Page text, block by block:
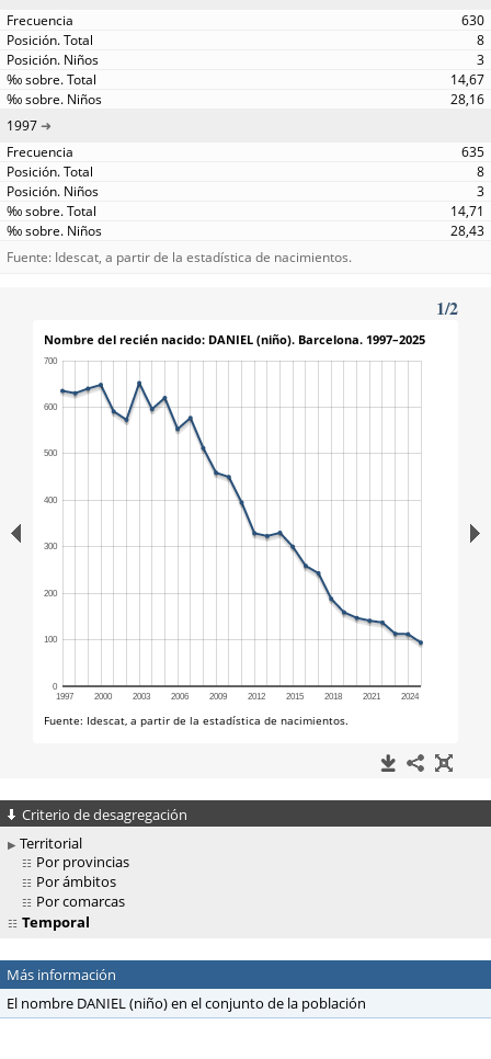
630
8
3
14,67
28,16
1997
635
8
3
14,71
28,43
Fuente: Idescat, a partir de la estadística de nacimientos.
Criterio de desagregación
Territorial
Por provincias
Por ámbitos
Por comarcas
Temporal
Más información
El nombre DANIEL (niño) en el conjunto de la población